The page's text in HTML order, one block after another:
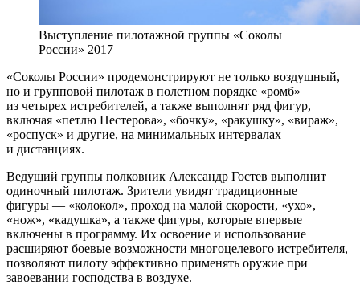
Выступление пилотажной группы «Соколы
России» 2017
«Соколы России» продемонстрируют не только воздушный,
но и групповой пилотаж в полетном порядке «ромб»
из четырех истребителей, а также выполнят ряд фигур,
включая «петлю Нестерова», «бочку», «ракушку», «вираж»,
«роспуск» и другие, на минимальных интервалах
и дистанциях.
Ведущий группы полковник Александр Гостев выполнит
одиночный пилотаж. Зрители увидят традиционные
фигуры — «колокол», проход на малой скорости, «ухо»,
«нож», «кадушка», а также фигуры, которые впервые
включены в программу. Их освоение и использование
расширяют боевые возможности многоцелевого истребителя,
позволяют пилоту эффективно применять оружие при
завоевании господства в воздухе.